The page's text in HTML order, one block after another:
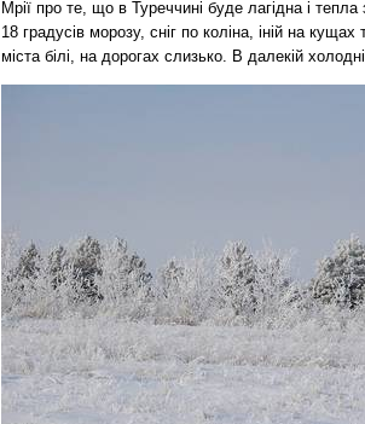
Мрії про те, що в Туреччині буде лагідна і
18 градусів морозу, сніг по коліна, іній на
міста білі, на дорогах слизько. В далекій